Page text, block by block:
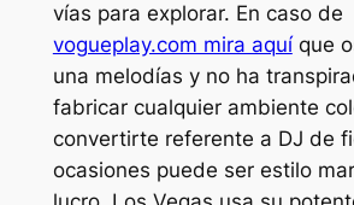
vías para explorar. En caso de
vogueplay.com mira aquíque
una melodías y no ha
fabricar cualquier ambiente
convertirte referente a DJ de
ocasiones puede ser estilo